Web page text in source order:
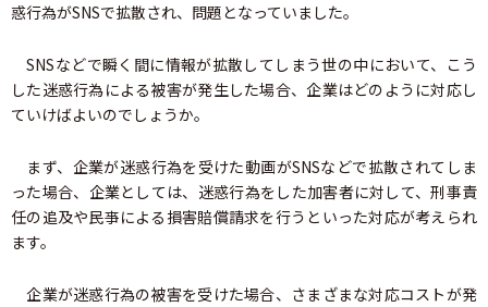
惑行為がSNSで拡散され、問題となっていました。
SNSなどで瞬く間に情報が拡散してしまう世の中において、こう
した迷惑行為による被害が発生した場合、企業はどのように対応し
ていけばよいのでしょうか。
まず、企業が迷惑行為を受けた動画がSNSなどで拡散されてしま
った場合、企業としては、迷惑行為をした加害者に対して、刑事責
任の追及や民亊による損害賠償請求を行うといった対応が考えられ
ます。
企業が迷惑行為の被害を受けた場合、さまざまな対応コストが発